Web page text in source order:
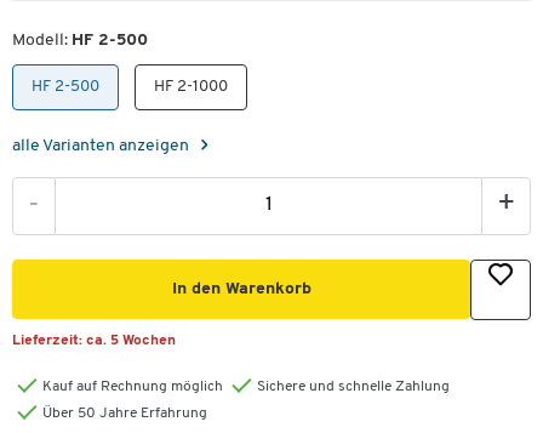
Modell: HF 2-500
HF 2-500 HF 2-1000
alle Varianten anzeigen
- +
In den Warenkorb
Lieferzeit: ca. 5 Wochen
Kauf auf Rechnung möglich
Sichere und schnelle Zahlung
Über 50 Jahre Erfahrung